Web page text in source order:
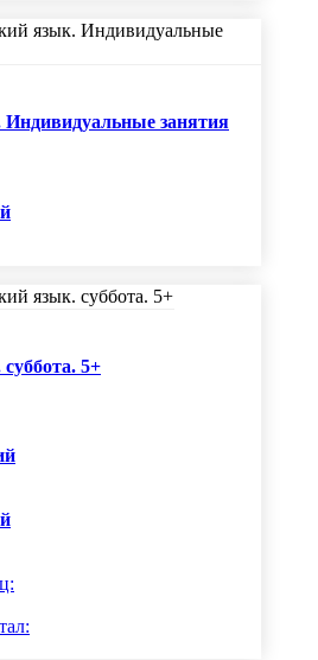
занятия
5+